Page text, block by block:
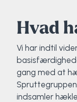
Hvad
Vi har indtil
gang med at
indsamler
Løb
OCR
Padel